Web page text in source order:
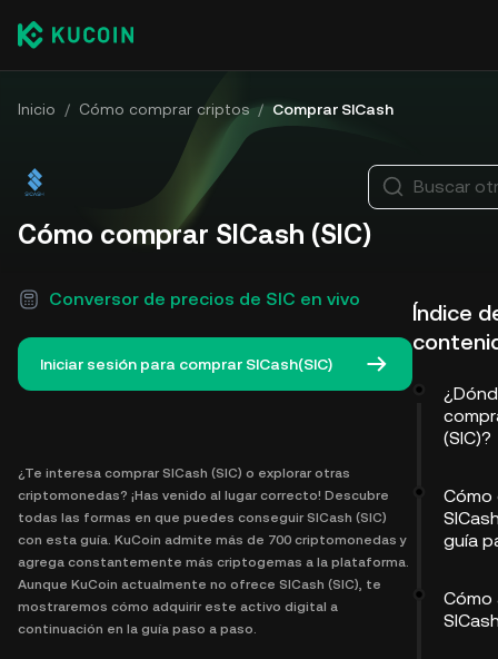
Inicio / Cómo comprar criptos / Comprar SICash
Cómo comprar SICash (SIC)
Conversor de precios de SIC en vivo
Iniciar sesión para comprar SICash(SIC)
¿Te interesa comprar SICash (SIC) o explorar otras
criptomonedas? ¡Has venido al lugar correcto! Descubre
todas las formas en que puedes conseguir SICash (SIC)
con esta guía. KuCoin admite más de 700 criptomonedas y
agrega constantemente más criptogemas a la plataforma.
Aunque KuCoin actualmente no ofrece SICash (SIC), te
mostraremos cómo adquirir este activo digital a
continuación en la guía paso a paso.
Buscar
Índice
(SIC)?
Cómo
guía
Cómo